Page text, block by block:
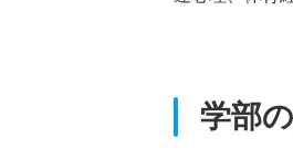
学部